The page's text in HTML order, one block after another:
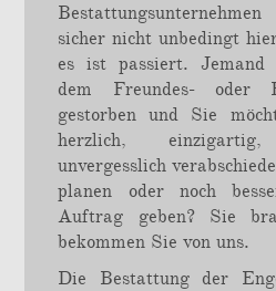
sicher nicht unbedingt
es ist passiert.
dem Freundes- oder
gestorben und Sie
herzlich,
unvergesslich
planen oder noch
Auftrag geben? Sie
bekommen Sie von uns.
Die Bestattung der